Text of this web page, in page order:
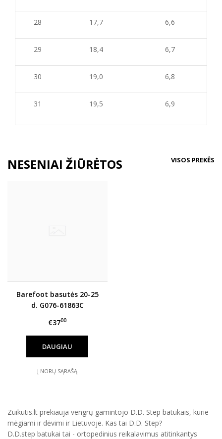
28 17,7 6,6
29 18,4 6,7
30 19,0 6,8
31 19,5 6,9
NESENIAI ŽIŪRĖTOS VISOS PREKĖS
Barefoot basutės 20-25
d. G076-61863C
€3700
DAUGIAU
Į NORŲ SĄRAŠĄ
Zuikutis.lt prekiauja vengrų gamintojo D.D. Step batukais, kurie
mėgiami ir dėvimi ir Lietuvoje. Kas tai D.D. Step?
D.D.step batukai tai - ortopedinius reikalavimus atitinkantys